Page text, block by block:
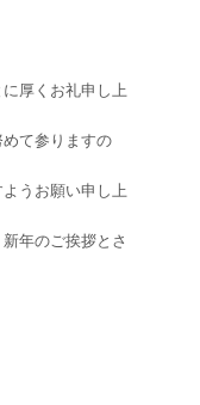
厚くお礼申し上
て参りますの
うお願い申し上
年のご挨拶とさ